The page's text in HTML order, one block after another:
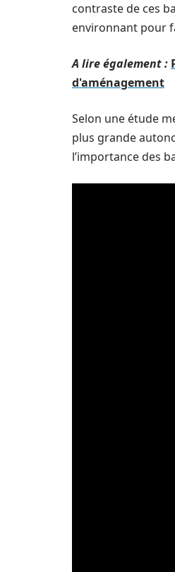
contraste de ces
environnant pour
A lire également :
d'aménagement
Selon une étude
plus grande
l’importance des